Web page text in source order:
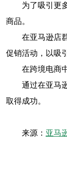
为了吸引更
商品。
在亚马逊店
促销活动，以吸
在跨境电商
通过在亚马
取得成功。
来源： 亚马